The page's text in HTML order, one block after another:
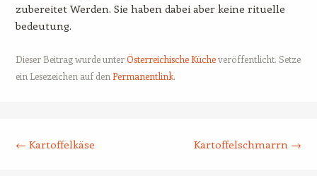
zubereitet Werden. Sie haben dabei aber keine rituelle
bedeutung.
Dieser Beitrag wurde unterÖsterreichische Kücheveröffentlicht. Setze
ein Lesezeichen auf den Permanentlink.
← Kartoffelkäse Kartoffelschmarrn →